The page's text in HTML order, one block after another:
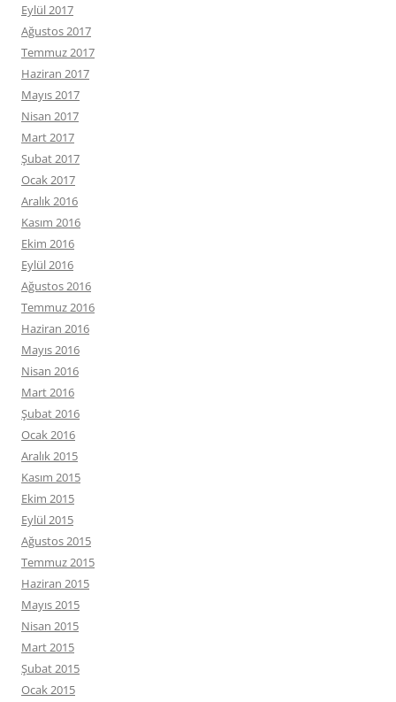
Eylül 2017
Ağustos 2017
Temmuz 2017
Haziran 2017
Mayıs 2017
Nisan 2017
Mart 2017
Şubat 2017
Ocak 2017
Aralık 2016
Kasım 2016
Ekim 2016
Eylül 2016
Ağustos 2016
Temmuz 2016
Haziran 2016
Mayıs 2016
Nisan 2016
Mart 2016
Şubat 2016
Ocak 2016
Aralık 2015
Kasım 2015
Ekim 2015
Eylül 2015
Ağustos 2015
Temmuz 2015
Haziran 2015
Mayıs 2015
Nisan 2015
Mart 2015
Şubat 2015
Ocak 2015